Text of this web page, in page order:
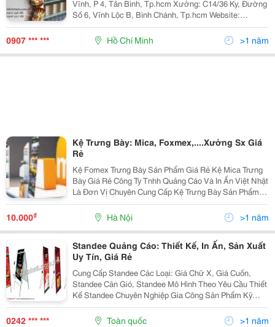
Vĩnh, P 4, Tân Bình, Tp.hcm Xưởng: C14/36 Ky, Đường
Số 6, Vĩnh Lộc B, Bình Chánh, Tp.hcm Website:
Www.tnlvietnam.com.vn Hoặc:
Http://Www.vatgia.com/Tnlvietnam . Mail:
Trinhletnlvietnam@Gmail.com Lin
0907 *** *** Hồ Chí Minh >1 năm
Kệ Trưng Bày: Mica, Foxmex,....Xưởng Sx Giá
Rẻ
Kệ Fomex Trưng Bày Sản Phẩm Giá Rẻ Kệ Mica Trưng
Bày Giá Rẻ Công Ty Tnhh Quảng Cáo Và In Ấn Việt Nhật
Là Đơn Vị Chuyên Cung Cấp Kệ Trưng Bày Sản Phẩm
Tại Siêu Thị, Hệ Thống Cửa Hàng Với Chất Lượng Tốt
Nhất, Giá Thành Hợp Lí, Với Đội Ngũ Chuy
10.000₫ Hà Nội >1 năm
Standee Quảng Cáo: Thiết Kế, In Ấn, Sản Xuất
Uy Tín, Giá Rẻ
Cung Cấp Standee Các Loại: Giá Chữ X, Giá Cuốn,
Standee Cản Gió, Standee Mô Hình Theo Yêu Cầu Thiết
Kế Standee Chuyên Nghiệp Gia Công Sản Phẩm Kỹ
Càng Giá Rẻ, Cạnh Tranh Nhất Thị Trường Công Ty Tnhh
Quảng Cáo Và In Ấn Việt Nhật Là Đơn Vị
0242 *** *** Toàn quốc >1 năm